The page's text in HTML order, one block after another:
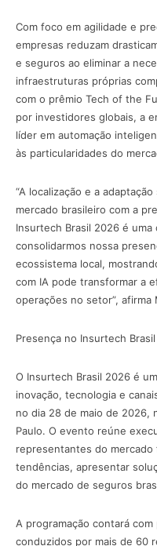
Com foco em agilidade e
empresas reduzam
e seguros ao eliminar a
infraestruturas próprias
com o prêmio Tech of the
por investidores globais, a
líder em automação
às particularidades do
“A localização e a
mercado brasileiro com a
Insurtech Brasil 2026 é
consolidarmos nossa
ecossistema local,
com IA pode transformar a
operações no setor”, afirma
Presença no Insurtech
O Insurtech Brasil 2026 é
inovação, tecnologia e
no dia 28 de maio de 2026,
Paulo. O evento reúne
representantes do
tendências, apresentar
do mercado de seguros
A programação contará
conduzidos por mais de 60